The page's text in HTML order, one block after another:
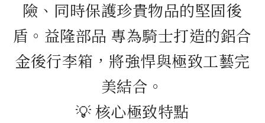
險、同時保護珍貴物品的堅固後
盾。益隆部品 專為騎士打造的鋁合
金後行李箱，將強悍與極致工藝完
美結合。
💡 核心極致特點